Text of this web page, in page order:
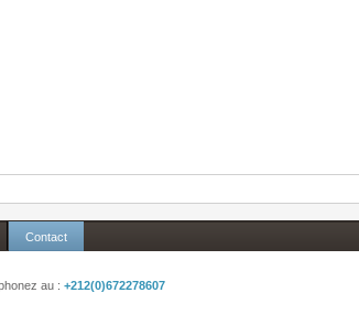
Contact
au : +212(0)672278607